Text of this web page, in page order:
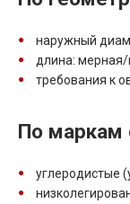
наружный
длина:
требования к
По маркам
углеродистые